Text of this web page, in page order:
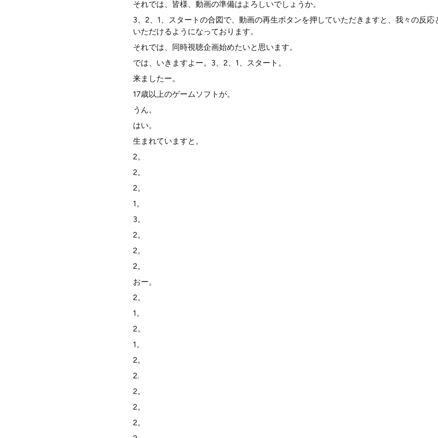
それでは、皆様、動画の準備はよろしいでしょうか。
3、2、1、スタートの合図で、動画の再生ボタンを押していただきますと、我々の反応
いただけるようになっております。
それでは、同時視聴企画始めたいと思います。
では、いきますよー。3、2、1、スタート。
来ましたー。
17歳以上のゲームソフトが。
うん。
はい。
生まれていますと。
2。
2。
2。
1。
3。
2。
2。
2。
おー。
2。
1。
2。
1。
2。
2.
2。
2。
2。